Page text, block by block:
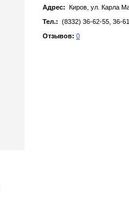
Адрес: Киров, ул. Кapлa
Тел.: (8332) 36-62-55, 36-
Отзывов: 0